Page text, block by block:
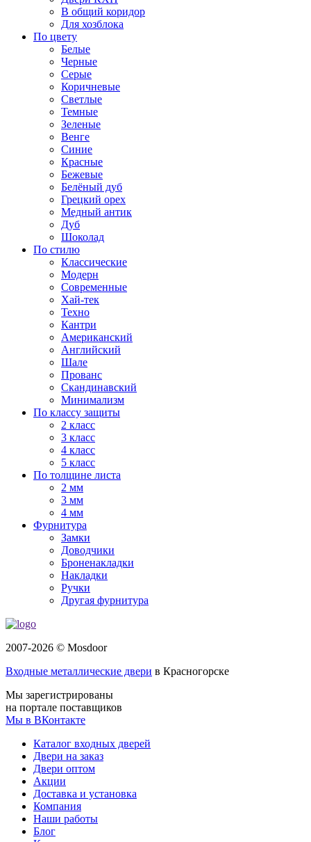
В общий коридор
Для хозблока
По цвету
Белые
Черные
Серые
Коричневые
Светлые
Темные
Зеленые
Венге
Синие
Красные
Бежевые
Белёный дуб
Грецкий орех
Медный антик
Дуб
Шоколад
По стилю
Классические
Модерн
Современные
Хай-тек
Техно
Кантри
Американский
Английский
Шале
Прованс
Скандинавский
Минимализм
По классу защиты
2 класс
3 класс
4 класс
5 класс
По толщине листа
2 мм
3 мм
4 мм
Фурнитура
Замки
Доводчики
Броненакладки
Накладки
Ручки
Другая фурнитура
2007-2026 © Mosdoor
Входные металлические двери в Красногорске
Мы зарегистрированы
на портале поставщиков
Мы в ВКонтакте
Каталог входных дверей
Двери на заказ
Двери оптом
Акции
Доставка и установка
Компания
Наши работы
Блог